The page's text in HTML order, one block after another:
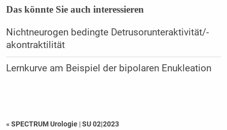
Das könnte Sie auch interessieren
Nichtneurogen bedingte Detrusorunteraktivität/-
akontraktilität
Lernkurve am Beispiel der bipolaren Enukleation
« SPECTRUM Urologie |SU 02|2023